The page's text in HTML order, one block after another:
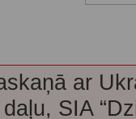
ar
daļu, SIA